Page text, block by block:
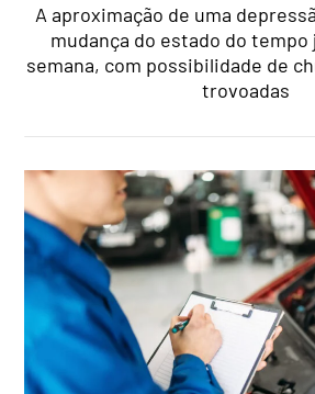
A aproximação de uma
mudança do estado do
semana, com possibilidade de
trovoadas